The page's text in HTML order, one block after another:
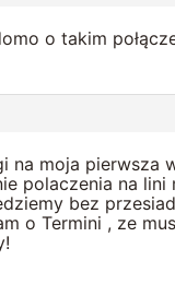
o takim
na moja pierwsza
polaczenia na
bez
o Termini , ze